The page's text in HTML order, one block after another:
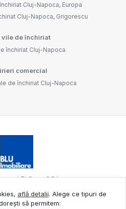
Cluj-Napoca, Europa
Cluj-Napoca, Grigorescu
vile de închiriat
închiriat Cluj-Napoca
comercial
de închiriat Cluj-Napoca
Și Case S.R.L.
în
află detalii. Alege ce tipuri de
să permitem: